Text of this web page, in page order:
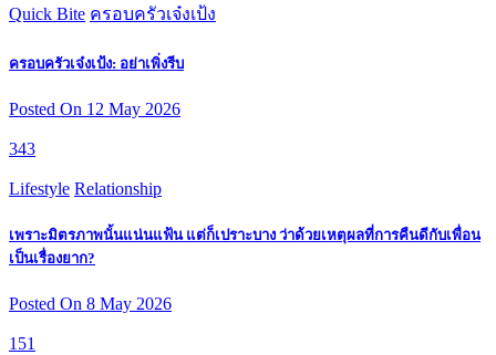
Quick Bite ครอบครัวเจ๋งเป้ง
ครอบครัวเจ๋งเป้ง: อย่าเพิ่งรีบ
Posted On 12 May 2026
343
Lifestyle Relationship
เพราะมิตรภาพนั้นแน่นแฟ้น แต่ก็เปราะบาง ว่าด้วยเหตุผลที่การคืนดีกับเพื่อน
เป็นเรื่องยาก?
Posted On 8 May 2026
151